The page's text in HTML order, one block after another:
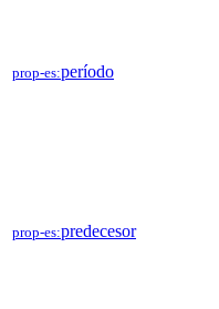
prop-es:período
prop-es:predecesor